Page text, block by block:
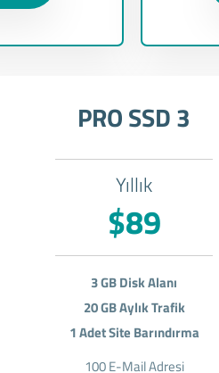
PRO SSD 3
Yıllık
$89
3 GB Disk Alanı
20 GB Aylık Trafik
1 Adet Site Barındırma
100 E-Mail Adresi